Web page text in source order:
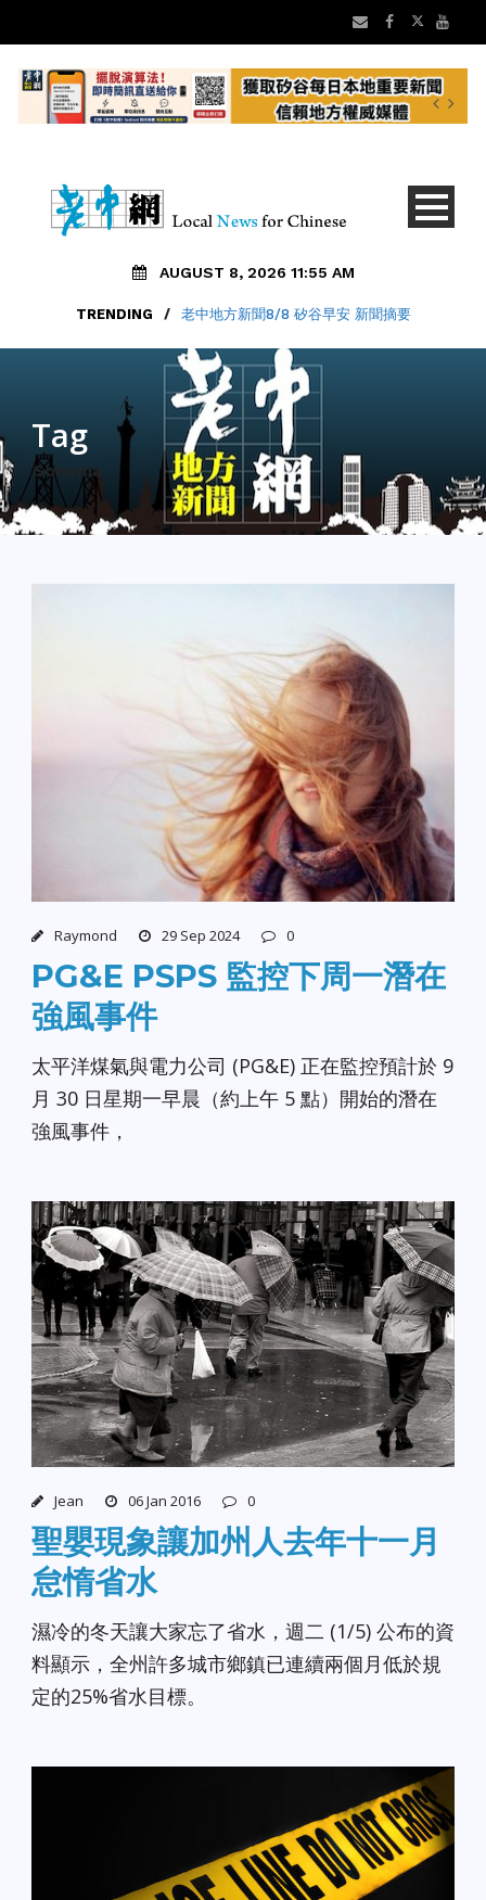
AUGUST 8, 2026 11:55 AM
TRENDING / 老中地方新聞8/8 矽谷早安 新聞摘要
Tag
Sonoma
Raymond 29 Sep 2024 0
PG&E PSPS 監控下周一潛在
強風事件
太平洋煤氣與電力公司 (PG&E) 正在監控預計於 9
月 30 日星期一早晨（約上午 5 點）開始的潛在
強風事件，
Jean 06 Jan 2016 0
聖嬰現象讓加州人去年十一月
怠惰省水
濕冷的冬天讓大家忘了省水，週二 (1/5) 公布的資
料顯示，全州許多城市鄉鎮已連續兩個月低於規
定的25%省水目標。